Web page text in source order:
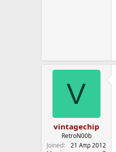
V
vintagechip
RetroN00b
Joined
21 Απρ 2012